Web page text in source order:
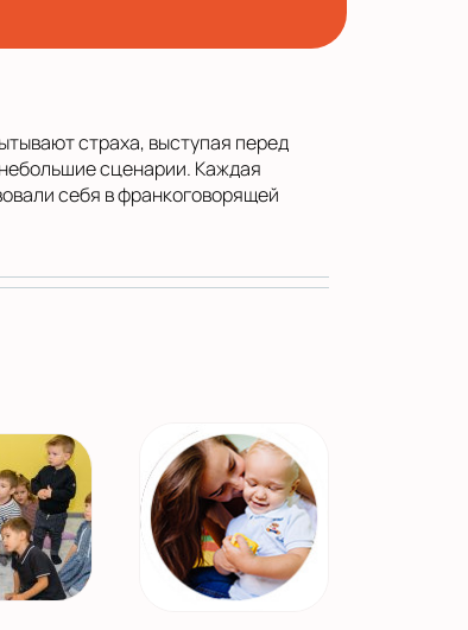
страха, выступая перед
сценарии. Каждая
себя в франкоговорящей